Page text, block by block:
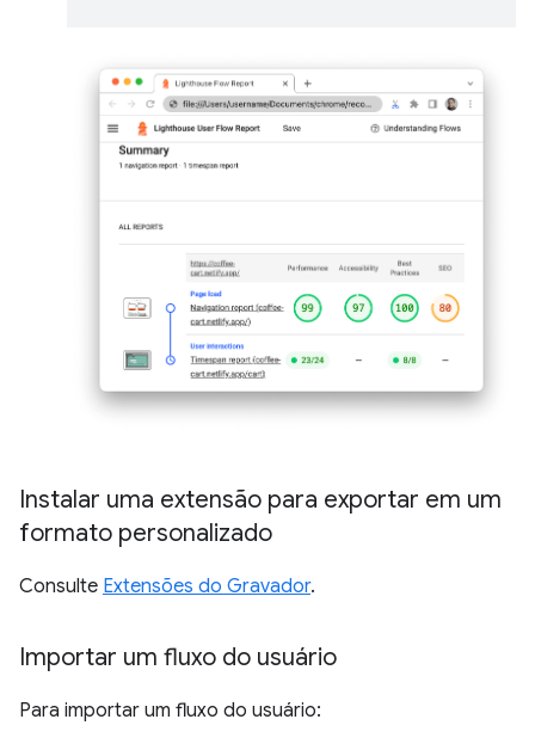
Instalar uma extensão para exportar em um
formato personalizado
Consulte Extensões do Gravador.
Importar um fluxo do usuário
Para importar um fluxo do usuário: